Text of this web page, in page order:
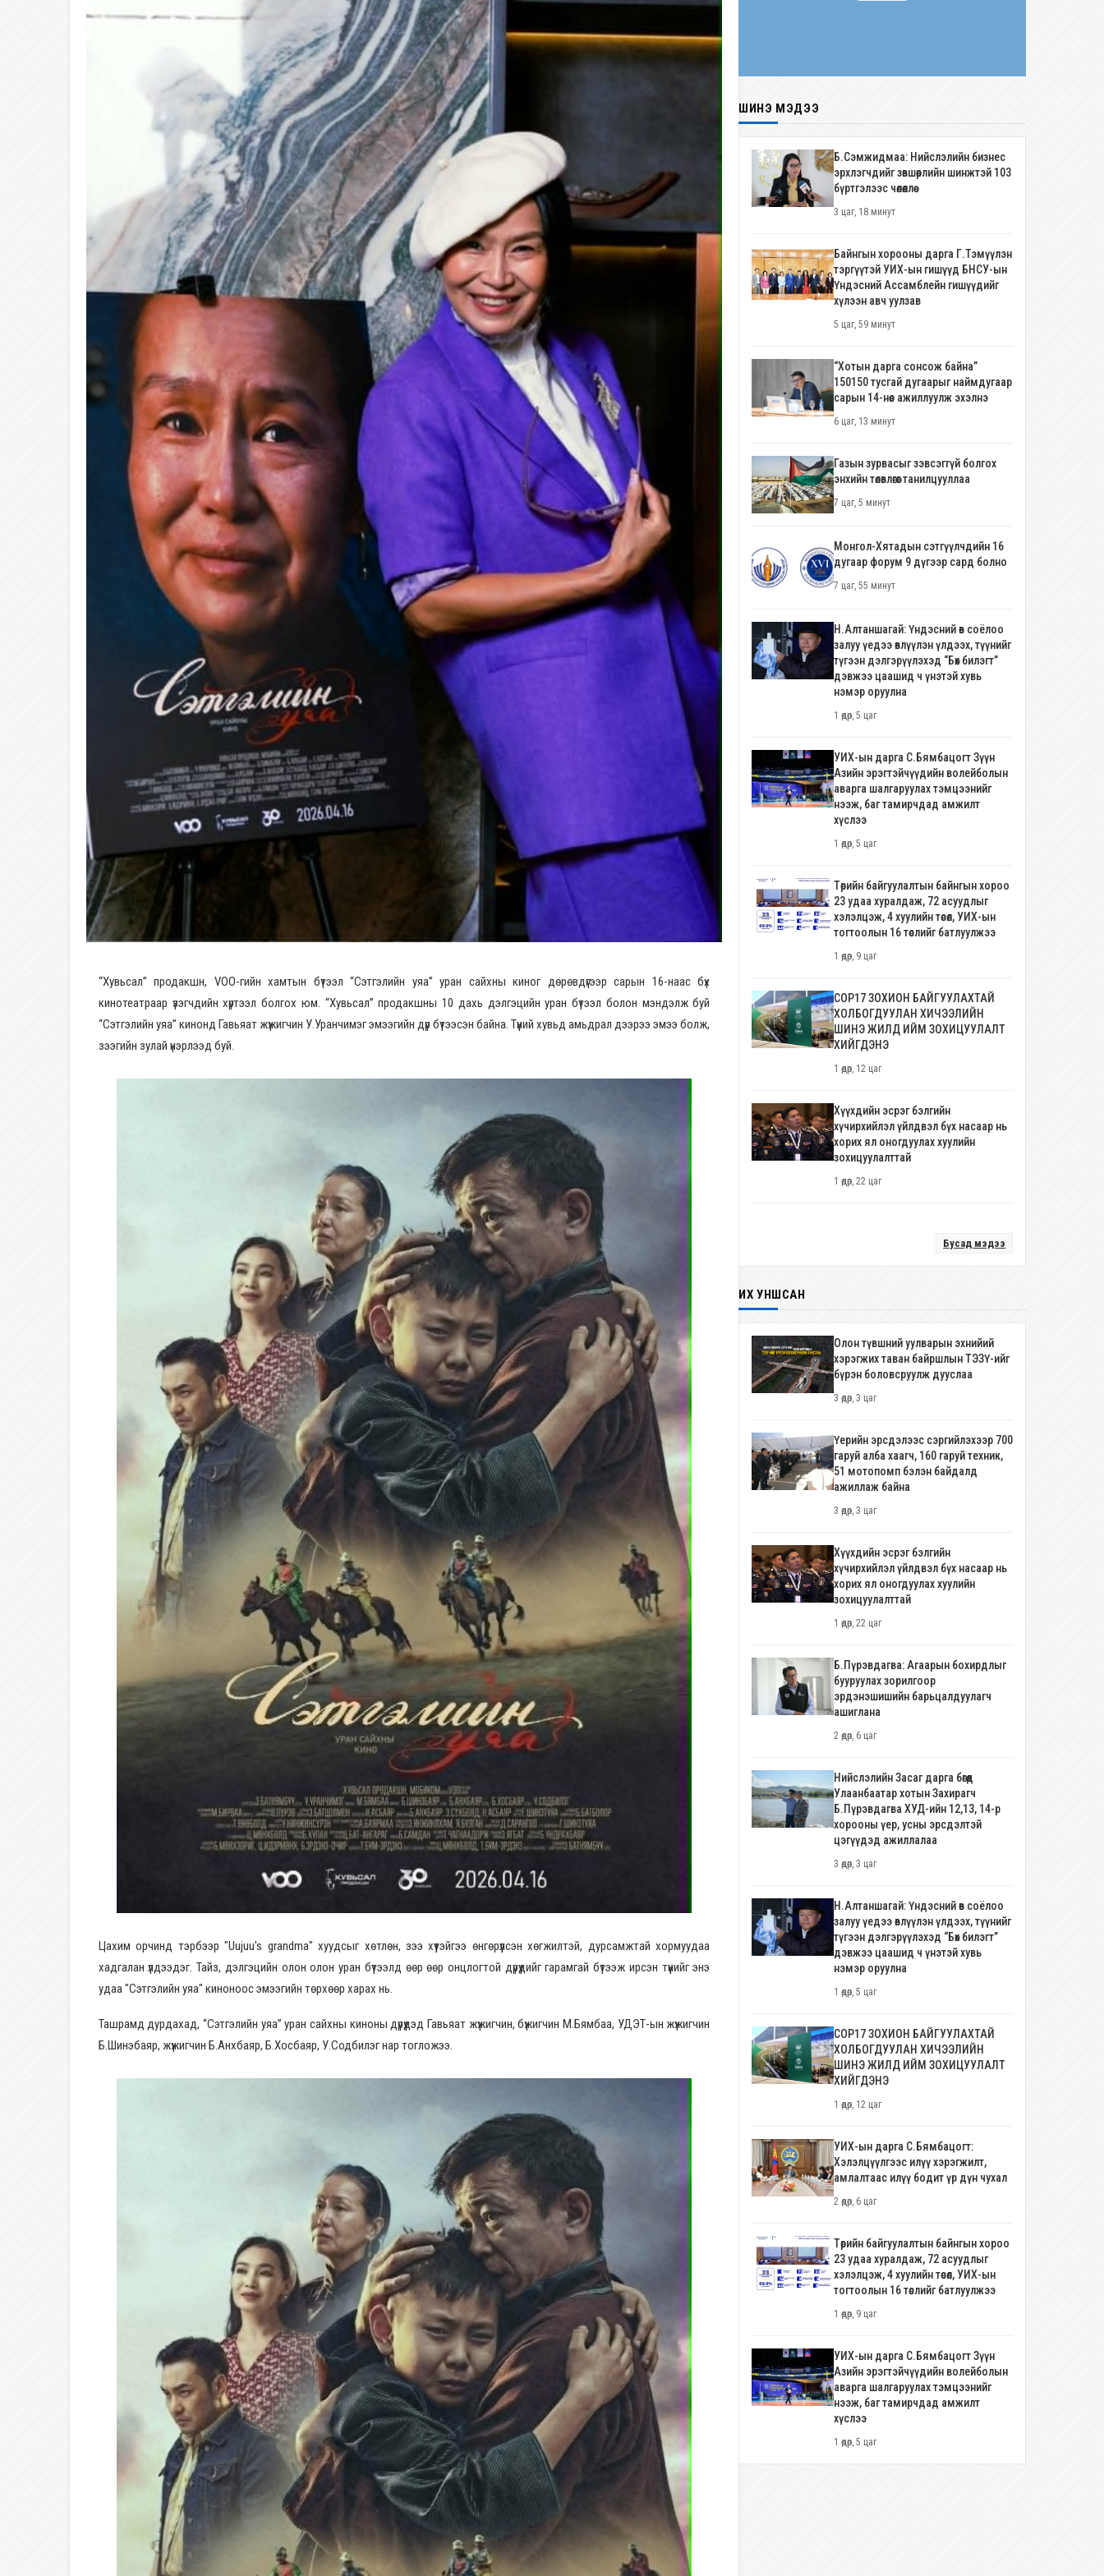
“Хувьсал” продакшн, VOO-гийн хамтын бүтээл “Сэтгэлийн уяа” уран сайхны киног дөрөвдүгээр сарын 16-наас бүх
кинотеатраар үзэгчдийн хүртээл болгох юм. “Хувьсал” продакшны 10 дахь дэлгэцийн уран бүтээл болон мэндэлж буй
“Сэтгэлийн уяа” кинонд Гавьяат жүжигчин У.Уранчимэг эмээгийн дүр бүтээсэн байна. Түүний хувьд амьдрал дээрээ эмээ болж,
зээгийн зулай үнэрлээд буй.
Цахим орчинд тэрбээр "Uujuu's grandma" хуудсыг хөтлөн, зээ хүүтэйгээ өнгөрүүлсэн хөгжилтэй, дурсамжтай хормуудаа
хадгалан үлдээдэг. Тайз, дэлгэцийн олон олон уран бүтээлд өөр өөр онцлогтой дүрүүдийг гарамгай бүтээж ирсэн түүнийг энэ
удаа "Сэтгэлийн уяа" киноноос эмээгийн төрхөөр харах нь.
Ташрамд дурдахад, “Сэтгэлийн уяа” уран сайхны киноны дүрүүдэд Гавьяат жүжигчин, бүжигчин М.Бямбаа, УДЭТ-ын жүжигчин
Б.Шинэбаяр, жүжигчин Б.Анхбаяр, Б.Хосбаяр, У.Содбилэг нар тогложээ.
ШИНЭ МЭДЭЭ
Б.Сэмжидмаа: Нийслэлийн бизнес
эрхлэгчдийг зөвшөөрлийн шинжтэй 103
бүртгэлээс чөлөөллөө
3 цаг, 18 минут
Байнгын хорооны дарга Г.Тэмүүлэн
тэргүүтэй УИХ-ын гишүүд БНСУ-ын
Үндэсний Ассамблейн гишүүдийг
хүлээн авч уулзав
5 цаг, 59 минут
“Хотын дарга сонсож байна”
150150 тусгай дугаарыг наймдугаар
сарын 14-нөөс ажиллуулж эхэлнэ
6 цаг, 13 минут
Газын зурвасыг зэвсэггүй болгох
энхийн төлөвлөгөөг танилцууллаа
7 цаг, 5 минут
Монгол-Хятадын сэтгүүлчдийн 16
дугаар форум 9 дүгээр сард болно
7 цаг, 55 минут
Н.Алтаншагай: Үндэсний өв соёлоо
залуу үедээ өвлүүлэн үлдээх, түүнийг
түгээн дэлгэрүүлэхэд “Бөх билэгт”
дэвжээ цаашид ч үнэтэй хувь
нэмэр оруулна
1 өдөр, 5 цаг
УИХ-ын дарга С.Бямбацогт Зүүн
Азийн эрэгтэйчүүдийн волейболын
аварга шалгаруулах тэмцээнийг
нээж, баг тамирчдад амжилт
хүслээ
1 өдөр, 5 цаг
Төрийн байгуулалтын байнгын хороо
23 удаа хуралдаж, 72 асуудлыг
хэлэлцэж, 4 хуулийн төсөл, УИХ-ын
тогтоолын 16 төслийг батлуулжээ
1 өдөр, 9 цаг
COP17 ЗОХИОН БАЙГУУЛАХТАЙ
ХОЛБОГДУУЛАН ХИЧЭЭЛИЙН
ШИНЭ ЖИЛД ИЙМ ЗОХИЦУУЛАЛТ
ХИЙГДЭНЭ
1 өдөр, 12 цаг
Хүүхдийн эсрэг бэлгийн
хүчирхийлэл үйлдвэл бүх насаар нь
хорих ял оногдуулах хуулийн
зохицуулалттай
1 өдөр, 22 цаг
Бусад мэдээ
ИХ УНШСАН
Олон түвшний уулварын эхнийий
хэрэгжих таван байршлын ТЭЗҮ-ийг
бүрэн боловсруулж дууслаа
3 өдөр, 3 цаг
Үерийн эрсдэлээс сэргийлэхээр 700
гаруй алба хаагч, 160 гаруй техник,
51 мотопомп бэлэн байдалд
ажиллаж байна
3 өдөр, 3 цаг
Хүүхдийн эсрэг бэлгийн
хүчирхийлэл үйлдвэл бүх насаар нь
хорих ял оногдуулах хуулийн
зохицуулалттай
1 өдөр, 22 цаг
Б.Пүрэвдагва: Агаарын бохирдлыг
бууруулах зорилгоор
эрдэнэшишийн барьцалдуулагч
ашиглана
2 өдөр, 6 цаг
Нийслэлийн Засаг дарга бөгөөд
Улаанбаатар хотын Захирагч
Б.Пүрэвдагва ХУД-ийн 12,13, 14-р
хорооны үер, усны эрсдэлтэй
цэгүүдэд ажиллалаа
3 өдөр, 3 цаг
Н.Алтаншагай: Үндэсний өв соёлоо
залуу үедээ өвлүүлэн үлдээх, түүнийг
түгээн дэлгэрүүлэхэд “Бөх билэгт”
дэвжээ цаашид ч үнэтэй хувь
нэмэр оруулна
1 өдөр, 5 цаг
COP17 ЗОХИОН БАЙГУУЛАХТАЙ
ХОЛБОГДУУЛАН ХИЧЭЭЛИЙН
ШИНЭ ЖИЛД ИЙМ ЗОХИЦУУЛАЛТ
ХИЙГДЭНЭ
1 өдөр, 12 цаг
УИХ-ын дарга С.Бямбацогт:
Хэлэлцүүлгээс илүү хэрэгжилт,
амлалтаас илүү бодит үр дүн чухал
2 өдөр, 6 цаг
Төрийн байгуулалтын байнгын хороо
23 удаа хуралдаж, 72 асуудлыг
хэлэлцэж, 4 хуулийн төсөл, УИХ-ын
тогтоолын 16 төслийг батлуулжээ
1 өдөр, 9 цаг
УИХ-ын дарга С.Бямбацогт Зүүн
Азийн эрэгтэйчүүдийн волейболын
аварга шалгаруулах тэмцээнийг
нээж, баг тамирчдад амжилт
хүслээ
1 өдөр, 5 цаг